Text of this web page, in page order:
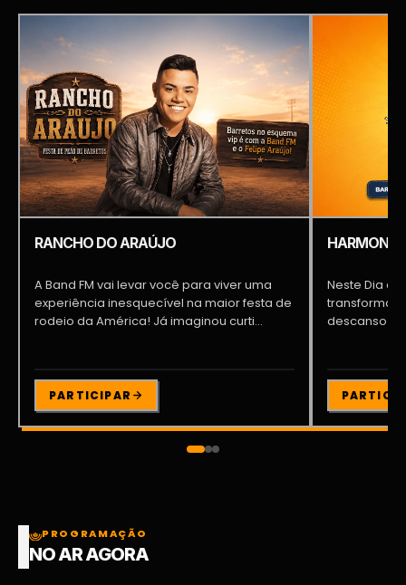
RANCHO DO ARAÚJO
A Band FM vai levar você para viver uma
experiência inesquecível na maior festa de
rodeio da América! Já imaginou curti...
PARTICIPAR
Neste Dia
transformar
descanso
PROGRAMAÇÃO
NO AR AGORA